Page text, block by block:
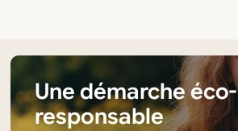
Une démarche éco-
responsable